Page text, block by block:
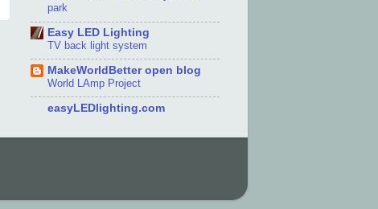
park
Easy LED Lighting
TV back light system
MakeWorldBetter open blog
World LAmp Project
easyLEDlighting.com